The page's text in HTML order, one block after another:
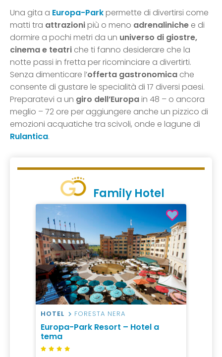
Una gita a Europa-Parkpermette di divertirsi come
matti tra attrazionipiù o meno adrenaliniche e di
dormire a pochi metri da un universo di giostre,
cinema e teatri che ti fanno desiderare che la
notte passi in fretta per ricominciare a divertirti.
Senza dimenticare l’offerta gastronomica che
consente di gustare le specialità di 17 diversi paesi.
Preparatevi a un giro dell’Europain 48 – o ancora
meglio – 72 ore per aggiungere anche un pizzico di
emozioni acquatiche tra scivoli, onde e lagune di
Rulantica.
Family Hotel
HOTEL FORESTA NERA
Europa-Park Resort – Hotel a
tema